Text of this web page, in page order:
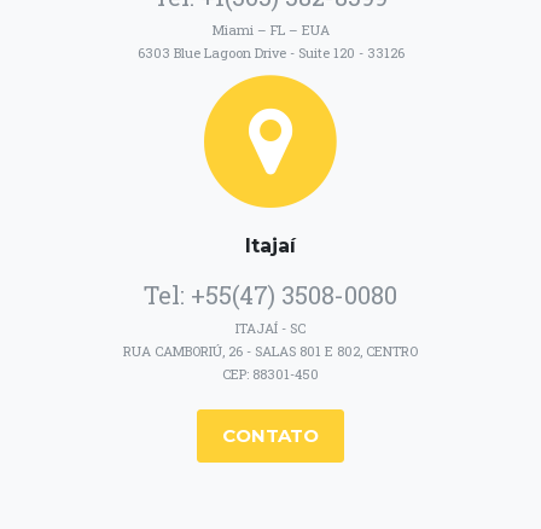
Miami – FL – EUA
6303 Blue Lagoon Drive - Suite 120 - 33126
Itajaí
Tel: +55(47) 3508-0080
ITAJAÍ - SC
RUA CAMBORIÚ, 26 - SALAS 801 E 802, CENTRO
CEP: 88301-450
CONTATO